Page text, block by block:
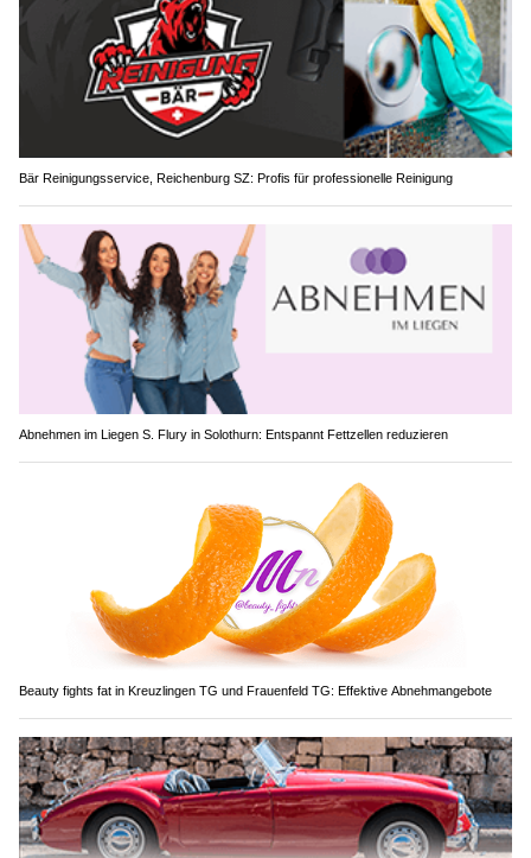
Bär Reinigungsservice, Reichenburg SZ: Profis für professionelle Reinigung
Abnehmen im Liegen S. Flury in Solothurn: Entspannt Fettzellen reduzieren
Beauty fights fat in Kreuzlingen TG und Frauenfeld TG: Effektive Abnehmangebote